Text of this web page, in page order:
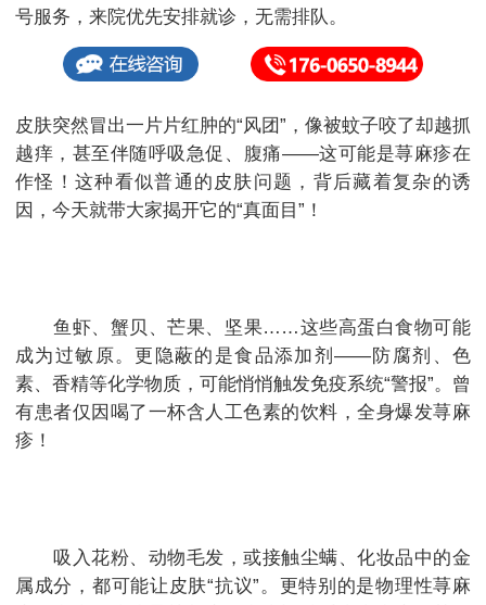
号服务，来院优先安排就诊，无需排队。
皮肤突然冒出一片片红肿的“风团”，像被蚊子咬了却越抓
越痒，甚至伴随呼吸急促、腹痛——这可能是荨麻疹在
作怪！这种看似普通的皮肤问题，背后藏着复杂的诱
因，今天就带大家揭开它的“真面目”！
鱼虾、蟹贝、芒果、坚果……这些高蛋白食物可能
成为过敏原。更隐蔽的是食品添加剂——防腐剂、色
素、香精等化学物质，可能悄悄触发免疫系统“警报”。曾
有患者仅因喝了一杯含人工色素的饮料，全身爆发荨麻
疹！
吸入花粉、动物毛发，或接触尘螨、化妆品中的金
属成分，都可能让皮肤“抗议”。更特别的是物理性荨麻